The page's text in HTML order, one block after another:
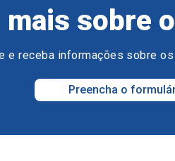
mais sobre
e receba informações sobre
Preencha o